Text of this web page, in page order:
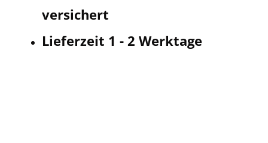
versichert
Lieferzeit 1 - 2 Werktage